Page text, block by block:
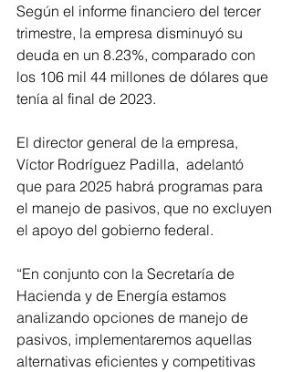
Según el informe financiero del tercer
trimestre, la empresa disminuyó su
deuda en un 8.23%, comparado con
los 106 mil 44 millones de dólares que
tenía al final de 2023.
El director general de la empresa,
Víctor Rodríguez Padilla,  adelantó
que para 2025 habrá programas para
el manejo de pasivos, que no excluyen
el apoyo del gobierno federal.
“En conjunto con la Secretaría de
Hacienda y de Energía estamos
analizando opciones de manejo de
pasivos, implementaremos aquellas
alternativas eficientes y competitivas